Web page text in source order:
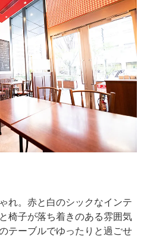
れ。赤と白のシックなインテ
椅子が落ち着きのある雰囲気
テーブルでゆったりと過ごせ